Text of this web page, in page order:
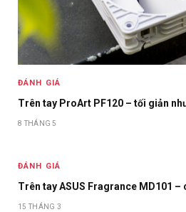
ĐÁNH GIÁ
Trên tay ProArt PF120 – tối giản
8 THÁNG 5
ĐÁNH GIÁ
Trên tay ASUS Fragrance MD101
15 THÁNG 3